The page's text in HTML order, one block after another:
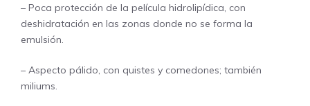
– Poca protección de la película hidrolipídica, con
deshidratación en las zonas donde no se forma la
emulsión.
– Aspecto pálido, con quistes y comedones; también
miliums.